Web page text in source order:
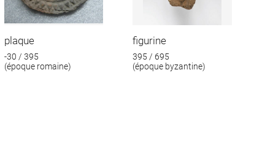
plaque
-30 / 395
(époque romaine)
figurine
395 / 695
(époque byzantine)